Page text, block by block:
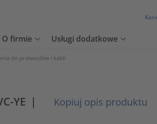
O firmie Usługi dodatkowe
do przewodów i kabli
YE | Kopiuj opis produktu